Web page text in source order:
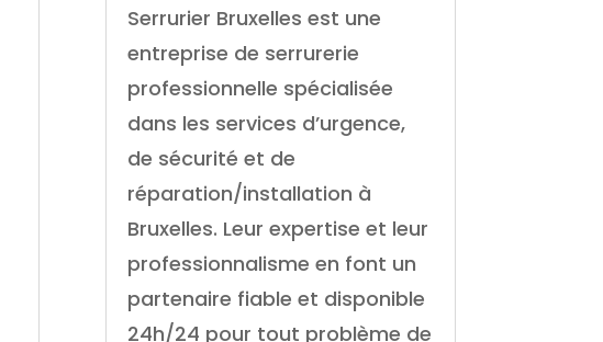
Serrurier Bruxelles est une
entreprise de serrurerie
professionnelle spécialisée
dans les services d’urgence,
de sécurité et de
réparation/installation à
Bruxelles. Leur expertise et leur
professionnalisme en font un
partenaire fiable et disponible
24h/24 pour tout problème de